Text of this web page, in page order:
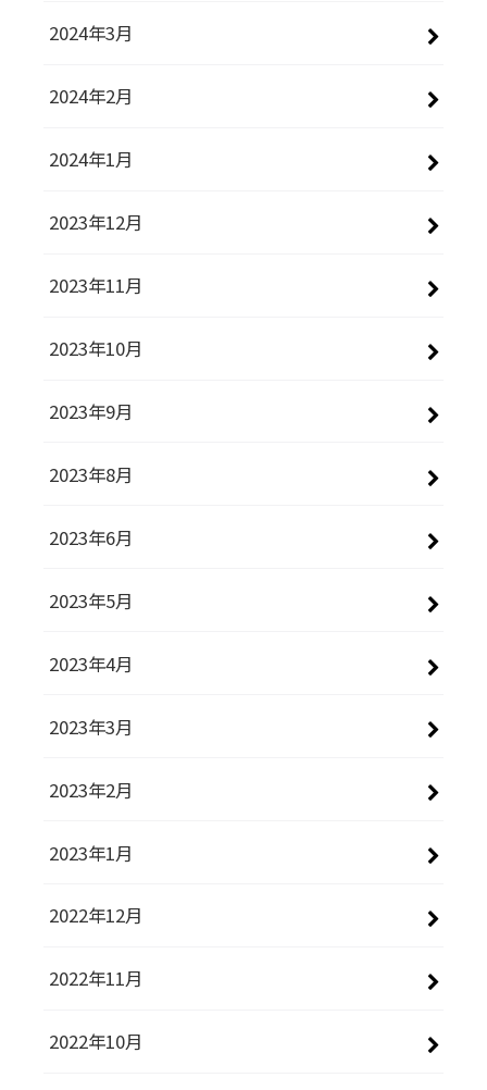
2024年3月
2024年2月
2024年1月
2023年12月
2023年11月
2023年10月
2023年9月
2023年8月
2023年6月
2023年5月
2023年4月
2023年3月
2023年2月
2023年1月
2022年12月
2022年11月
2022年10月